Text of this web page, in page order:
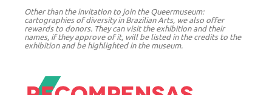
Other than the invitation to join the Queermuseum:
cartographies of diversity in Brazilian Arts, we also offer
rewards to donors. They can visit the exhibition and their
names, if they approve of it, will be listed in the credits to the
exhibition and be highlighted in the museum.